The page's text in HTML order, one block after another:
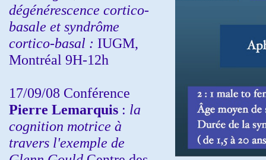
dégénérescence cortico-
basale et syndrôme
cortico-basal : IUGM,
Montréal 9H-12h
17/09/08 Conférence
Pierre Lemarquis : la
cognition motrice à
travers l'exemple de